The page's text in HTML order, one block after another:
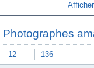
Photographes
12 136